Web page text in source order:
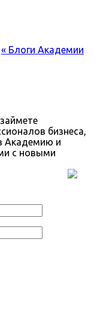
« Блоги Академии
бизнеса,
Академию и
с новыми